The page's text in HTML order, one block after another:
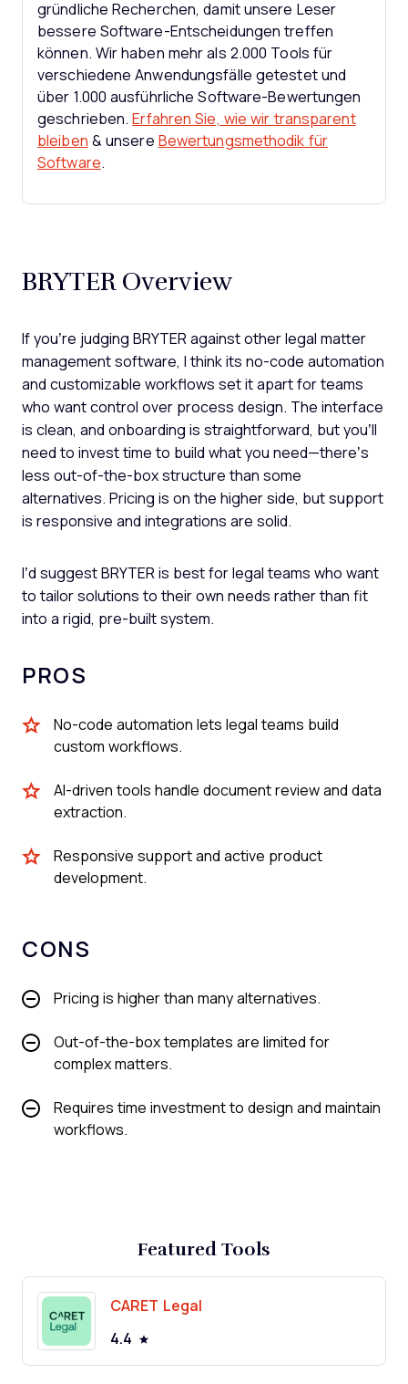
gründliche Recherchen, damit unsere Leser
bessere Software-Entscheidungen treffen
können. Wir haben mehr als 2.000 Tools für
verschiedene Anwendungsfälle getestet und
über 1.000 ausführliche Software-Bewertungen
geschrieben. Erfahren Sie, wie wir transparent
bleiben & unsere Bewertungsmethodik für
Software.
BRYTER Overview
If you’re judging BRYTER against other legal matter
management software, I think its no-code automation
and customizable workflows set it apart for teams
who want control over process design. The interface
is clean, and onboarding is straightforward, but you’ll
need to invest time to build what you need—there’s
less out-of-the-box structure than some
alternatives. Pricing is on the higher side, but support
is responsive and integrations are solid.
I’d suggest BRYTER is best for legal teams who want
to tailor solutions to their own needs rather than fit
into a rigid, pre-built system.
PROS
No-code automation lets legal teams build
custom workflows.
AI-driven tools handle document review and data
extraction.
Responsive support and active product
development.
CONS
Pricing is higher than many alternatives.
Out-of-the-box templates are limited for
complex matters.
Requires time investment to design and maintain
workflows.
Featured Tools
CARET Legal
4.4